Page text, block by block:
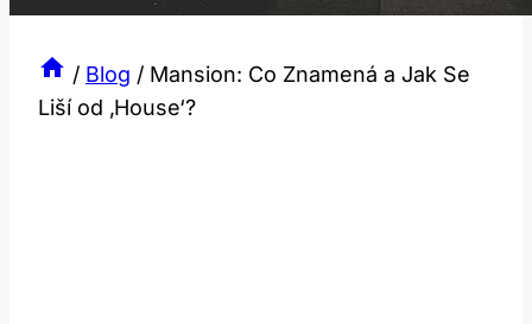
/ Blog / Mansion: Co Znamená a Jak Se
Liší od ‚House‘?